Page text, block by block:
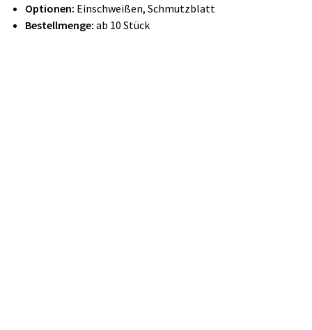
Optionen: Einschweißen, Schmutzblatt
Bestellmenge: ab 10 Stück